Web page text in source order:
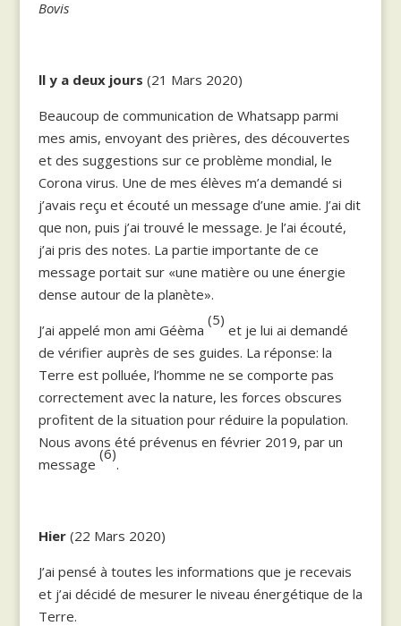
Bovis
ll y a deux jours (21 Mars 2020)
Beaucoup de communication de Whatsapp parmi
mes amis, envoyant des prières, des découvertes
et des suggestions sur ce problème mondial, le
Corona virus. Une de mes élèves m’a demandé si
j’avais reçu et écouté un message d’une amie. J’ai dit
que non, puis j’ai trouvé le message. Je l’ai écouté,
j’ai pris des notes. La partie importante de ce
message portait sur «une matière ou une énergie
dense autour de la planète».
J’ai appelé mon ami Géèma
(5)
et je lui ai demandé
de vérifier auprès de ses guides. La réponse: la
Terre est polluée, l’homme ne se comporte pas
correctement avec la nature, les forces obscures
profitent de la situation pour réduire la population.
Nous avons été prévenus en février 2019, par un
message
(6)
.
Hier (22 Mars 2020)
J’ai pensé à toutes les informations que je recevais
et j’ai décidé de mesurer le niveau énergétique de la
Terre.